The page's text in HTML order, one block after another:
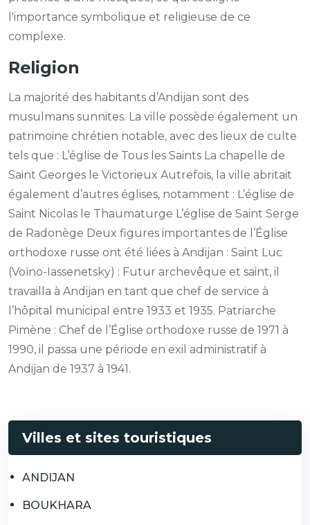
l'importance symbolique et religieuse de ce
complexe.
Religion
La majorité des habitants d’Andijan sont des
musulmans sunnites. La ville possède également un
patrimoine chrétien notable, avec des lieux de culte
tels que : L’église de Tous les Saints La chapelle de
Saint Georges le Victorieux Autrefois, la ville abritait
également d’autres églises, notamment : L’église de
Saint Nicolas le Thaumaturge L’église de Saint Serge
de Radonège Deux figures importantes de l’Église
orthodoxe russe ont été liées à Andijan : Saint Luc
(Voïno-Iassenetsky) : Futur archevêque et saint, il
travailla à Andijan en tant que chef de service à
l’hôpital municipal entre 1933 et 1935. Patriarche
Pimène : Chef de l’Église orthodoxe russe de 1971 à
1990, il passa une période en exil administratif à
Andijan de 1937 à 1941.
Villes et sites touristiques
ANDIJAN
BOUKHARA